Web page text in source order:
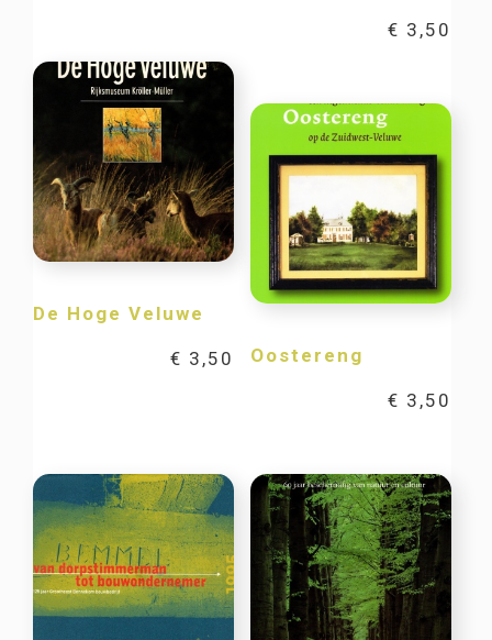
€ 3,50
De Hoge Veluwe
€ 3,50 Oostereng
€ 3,50